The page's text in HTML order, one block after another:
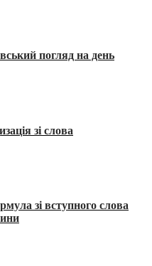
погляд на день
зі слова
зі вступного слова